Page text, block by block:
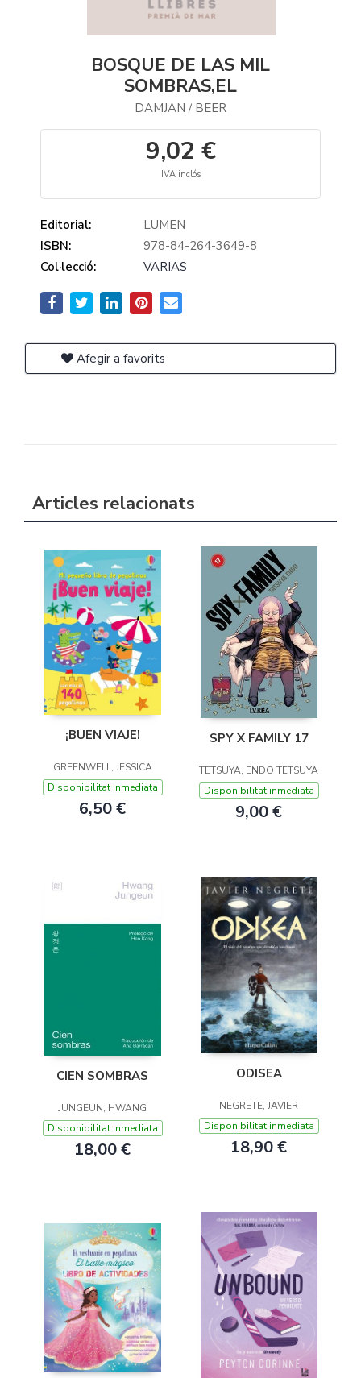
BOSQUE DE LAS MIL
SOMBRAS,EL
DAMJAN / BEER
9,02 €
IVA inclós
Editorial:
LUMEN
ISBN:
978-84-264-3649-8
Col·lecció:
VARIAS
Afegir a favorits
Articles relacionats
¡BUEN VIAJE!
GREENWELL, JESSICA
Disponibilitat inmediata
6,50 €
SPY X FAMILY 17
TETSUYA, ENDO TETSUYA
Disponibilitat inmediata
9,00 €
CIEN SOMBRAS
JUNGEUN, HWANG
Disponibilitat inmediata
18,00 €
ODISEA
NEGRETE, JAVIER
Disponibilitat inmediata
18,90 €